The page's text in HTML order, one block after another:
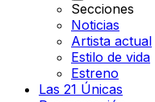
Secciones
Noticias
Artista actual
Estilo de vida
Estreno
Las 21 Únicas